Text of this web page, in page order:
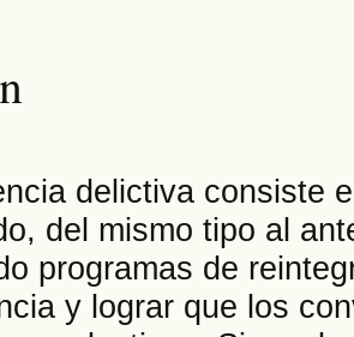
delictiva consiste
del mismo tipo al
programas de
y lograr que los